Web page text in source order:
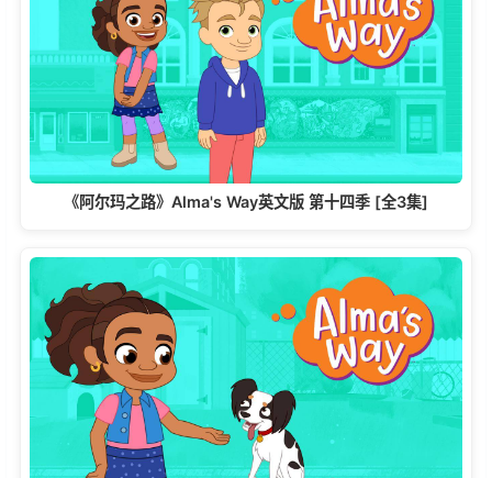
《阿尔玛之路》Alma's Way英文版 第十四季 [全3集]